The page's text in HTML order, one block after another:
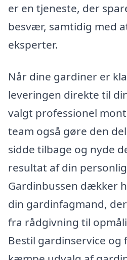
er en tjeneste, der
besvær, samtidig med
eksperter.
Når dine gardiner er
leveringen direkte til
valgt professionel
team også gøre den
sidde tilbage og nyde
resultat af din
Gardinbussen dækker
din gardinfagmand,
fra rådgivning til
Bestil gardinservice og